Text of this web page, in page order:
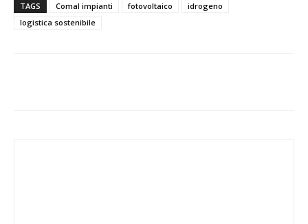
TAGS Comal impianti fotovoltaico
idrogeno
logistica sostenibile